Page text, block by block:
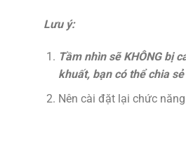
Lưu ý:
Tầm nhìn sẽ KHÔNG bị
khuất, bạn có thể chia
Nên cài đặt lại chức